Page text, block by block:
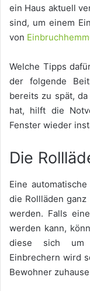
ein Haus aktuell
sind, um einem
von
Welche Tipps
der folgende
bereits zu spät,
hat, hilft die
Fenster wieder
Die
Eine
die Rollläden
werden. Falls
werden kann,
diese sich um
Einbrechern wird
Bewohner